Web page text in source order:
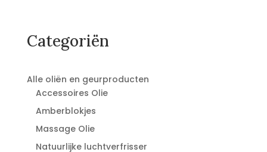
Categoriën
Alle oliën en geurproducten
Accessoires Olie
Amberblokjes
Massage Olie
Natuurlijke luchtverfrisser